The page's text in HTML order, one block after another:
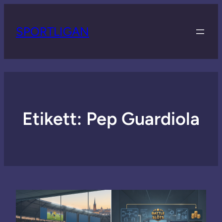
SPORTLIGAN
Etikett: Pep Guardiola